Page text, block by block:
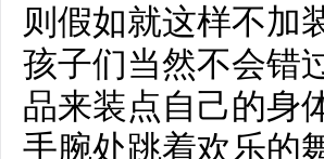
则假如就这样不加
孩子们当然不会错
品来装点自己的身
手腕处跳着欢乐的